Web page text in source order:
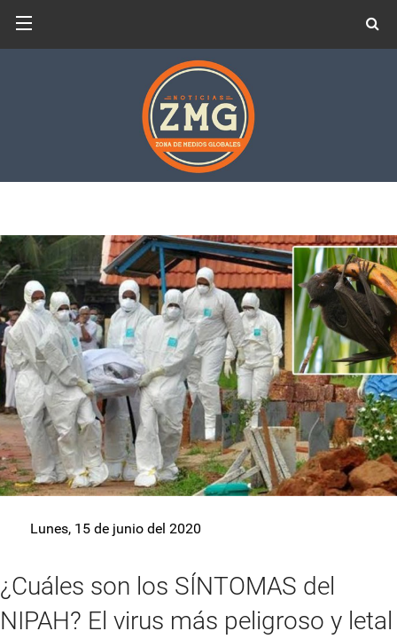
Lunes, 15 de junio del 2020
¿Cuáles son los SÍNTOMAS del
NIPAH? El virus más peligroso y letal